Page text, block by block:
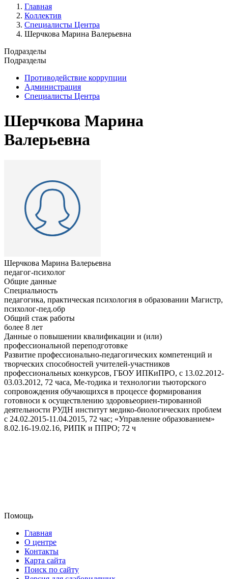
Главная
Коллектив
Специалисты Центра
Шерчкова Марина Валерьевна
Подразделы
Подразделы
Противодействие коррупции
Администрация
Специалисты Центра
Шерчкова Марина
Валерьевна
Шерчкова Марина Валерьевна
педагог-психолог
Общие данные
Специальность
педагогика, практическая психология в образовании Магистр,
психолог-пед.обр
Общий стаж работы
более 8 лет
Данные о повышении квалификации и (или)
профессиональной переподготовке
Развитие профессионально-педагогических компетенций и
творческих способностей учителей-участников
профессиональных конкурсов, ГБОУ ИПКиПРО, с 13.02.2012-
03.03.2012, 72 часа, Ме-тодика и технологии тьюторского
сопровождения обучающихся в процессе формирования
готовноси к осуществлению здоровьеориен-тированной
деятельности РУДН институт медико-биологических проблем
с 24.02.2015-11.04.2015, 72 час; «Управление образованием»
8.02.16-19.02.16, РИПК и ППРО; 72 ч
Помощь
Главная
О центре
Контакты
Карта сайта
Поиск по сайту